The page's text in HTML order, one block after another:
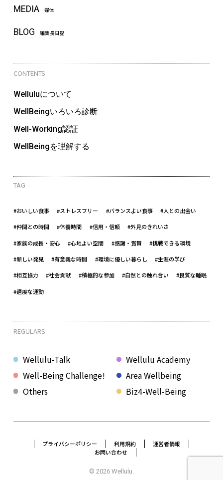
MEDIA 媒体
BLOG 編集長日記
CONTENTS
Welluluについて
WellBeingいろいろ診断
Well-Working認証
WellBeingを理解する
TAG
#おいしい食事 #ストレスフリー #バランスよい食事 #人との出会い
#仲間との時間 #休養時間 #信用・信頼 #外見のきれいさ
#家族の成長・安心 #心地よい空間 #感謝・賞賛 #挑戦できる環境
#新しい発見 #有意義な時間 #環境に優しい暮らし #生涯の学び
#相互協力 #社会貢献 #積極的な参加 #自然との触れ合い #良質な睡眠
#適度な運動
REGULARS
Wellulu-Talk
Well-Being Challenge!
Biz4-Well-Being
Wellulu Academy
Area Wellbeing
Others
プライバシーポリシー 利用規約
運営者情報
お問い合わせ
© 2026 Wellulu.